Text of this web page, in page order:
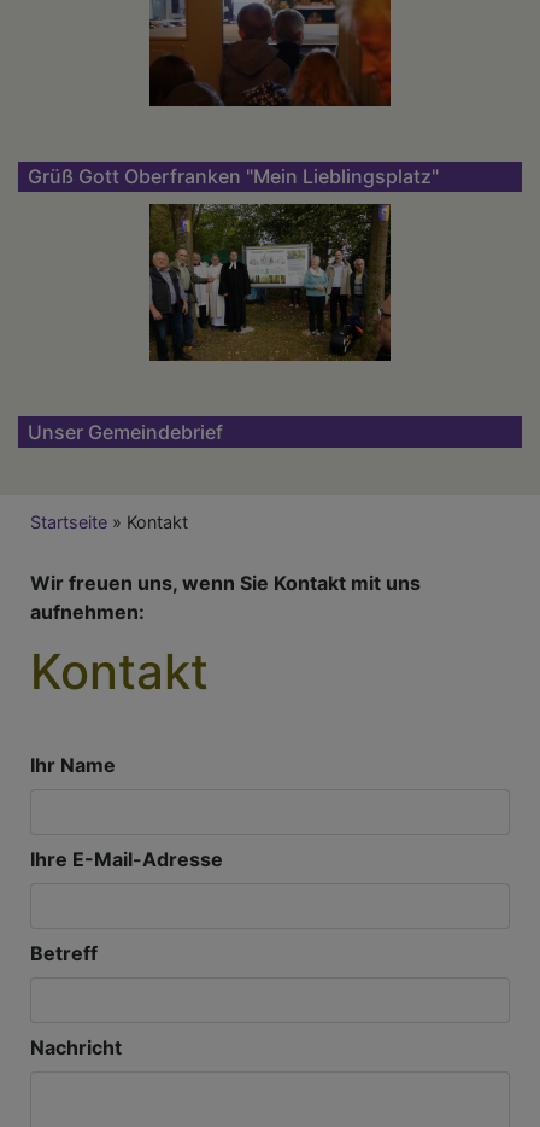
Grüß Gott Oberfranken "Mein Lieblingsplatz"
Unser Gemeindebrief
Breadcrumb
Startseite Kontakt
Wir freuen uns, wenn Sie Kontakt mit uns
aufnehmen:
Kontakt
Ihr Name
Ihre E-Mail-Adresse
Betreff
Nachricht